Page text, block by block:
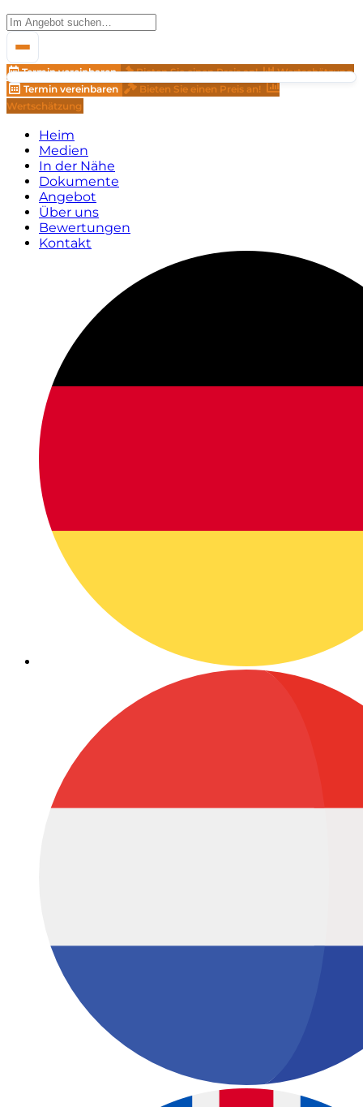
Termin vereinbaren Bieten Sie einen Preis an!
Wertschätzung
Termin vereinbaren
Bieten Sie einen Preis an!
Wertschätzung
Heim
Medien
In der Nähe
Dokumente
Angebot
Über uns
Bewertungen
Kontakt